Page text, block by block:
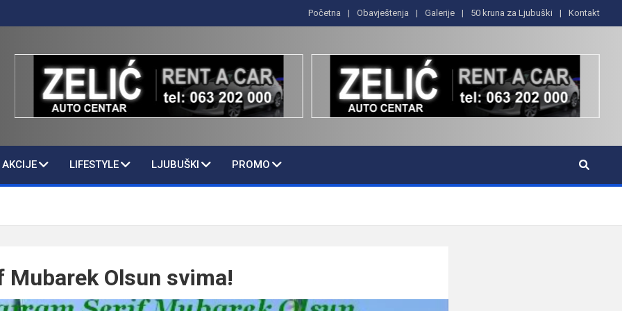
Početna Obavještenja Galerije 50 kruna za Ljubuški Kontakt
LIFESTYLE LJUBUŠKI PROMO
Mubarek Olsun svima!